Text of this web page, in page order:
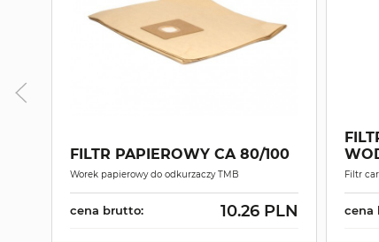
FILTR PAPIEROWY CA 80/100
Worek papierowy do odkurzaczy TMB
cena brutto: 10.26 PLN
Filtr
cena